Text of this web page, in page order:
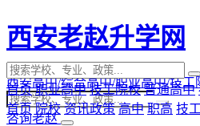
西安老赵升学网
西安高中/综合高中/职业高中/技
咨询老赵
首页 职业高中 技工院校 普通高中
首页 院校 资讯政策 高中 职高 技